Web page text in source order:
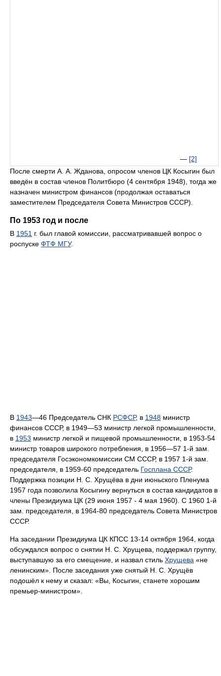
— [2]
После смерти А. А. Жданова, опросом членов ЦК Косыгин был
введён в состав членов Политбюро (4 сентября 1948), тогда же
назначен министром финансов (продолжая оставаться
заместителем Председателя Совета Министров СССР).
По 1953 год и после
В 1951 г. был главой комиссии, рассматривавшей вопрос о
роспуске ФТФ МГУ.
В 1943—46 Председатель СНК РСФСР, в 1948 министр
финансов СССР, в 1949—53 министр легкой промышленности,
в 1953 министр легкой и пищевой промышленности, в 1953-54
министр товаров широкого потребления, в 1956—57 1-й зам.
председателя Госэкономкомиссии СМ СССР, в 1957 1-й зам.
председателя, в 1959-60 председатель Госплана СССР.
Поддержка позиции Н. С. Хрущёва в дни июньского Пленума
1957 года позволила Косыгину вернуться в состав кандидатов в
члены Президиума ЦК (29 июня 1957 - 4 мая 1960). С 1960 1-й
зам. председателя, в 1964-80 председатель Совета Министров
СССР.
На заседании Президиума ЦК КПСС 13-14 октября 1964, когда
обсуждался вопрос о снятии Н. С. Хрущева, поддержал группу,
выступавшую за его смещение, и назвал стиль Хрущева «не
ленинским». После заседания уже снятый Н. С. Хрущёв
подошёл к нему и сказал: «Вы, Косыгин, станете хорошим
премьер-министром».